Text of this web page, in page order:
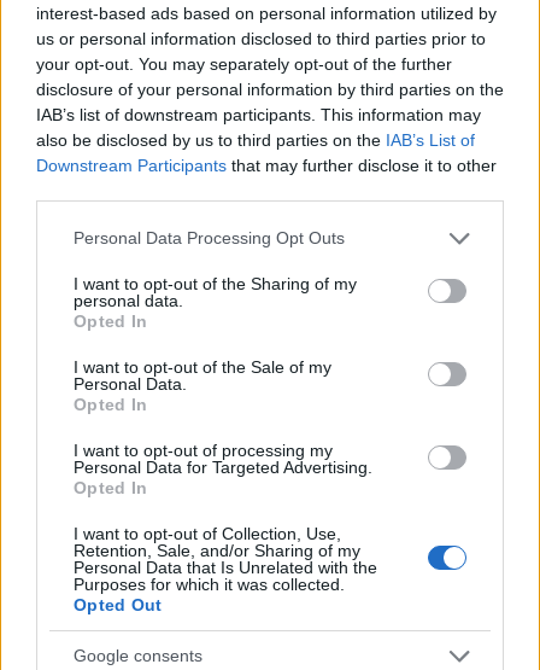
interest-based ads based on personal information utilized by
us or personal information disclosed to third parties prior to
your opt-out. You may separately opt-out of the further
disclosure of your personal information by third parties on the
IAB’s list of downstream participants. This information may
also be disclosed by us to third parties on the IAB’s List of
Downstream Participants that may further disclose it to other
Please note that this website/app uses one or more Google
not limited to your visit or usage behaviour. You may click to
grant or deny consent to Google and its third-party tags to
use your data for below specified purposes in below Google
consent section.
Personal Data Processing Opt Outs
I want to opt-out of the Sharing of my
personal data.
Opted In
I want to opt-out of the Sale of my
Personal Data.
Opted In
I want to opt-out of processing my
Personal Data for Targeted Advertising.
Opted In
I want to opt-out of Collection, Use,
Retention, Sale, and/or Sharing of my
Personal Data that Is Unrelated with the
Purposes for which it was collected.
Opted Out
Google consents
Ο ΠΡΟΠΟΝΗΤΗΣ ΣΑΣΑ ΙΛΙΤΣ
Ο Σάσα Ίλιτς άρχισε την προπονητική του καριέρα
εθνικές ομάδας της Σερβίας και τον Μάρτιο του
2021 αποτέλεσε τον άμεσο βοηθό του Ντράγκαν
Στοΐκοβιτς στην εθνική ομάδα της χώρας του.
αυτό, ώστε να αναλάβει για πρώτη φορά την
τεχνική ηγεσία ενός συλλόγου και συγκεκριμένα
αυτή της σερβικής Τσουκαρίτσκι. Παρέμεινε μέχρι
τον Απρίλιο του 2022, έχοντας συνολικά 27 ματς με
12 νίκες και μόλις 4 ήττες, οδηγώντας την τότε
ομάδα του στην 3η θέση της βαθμολογίας και κατ’
επέκταση στα προκριματικά του Europa